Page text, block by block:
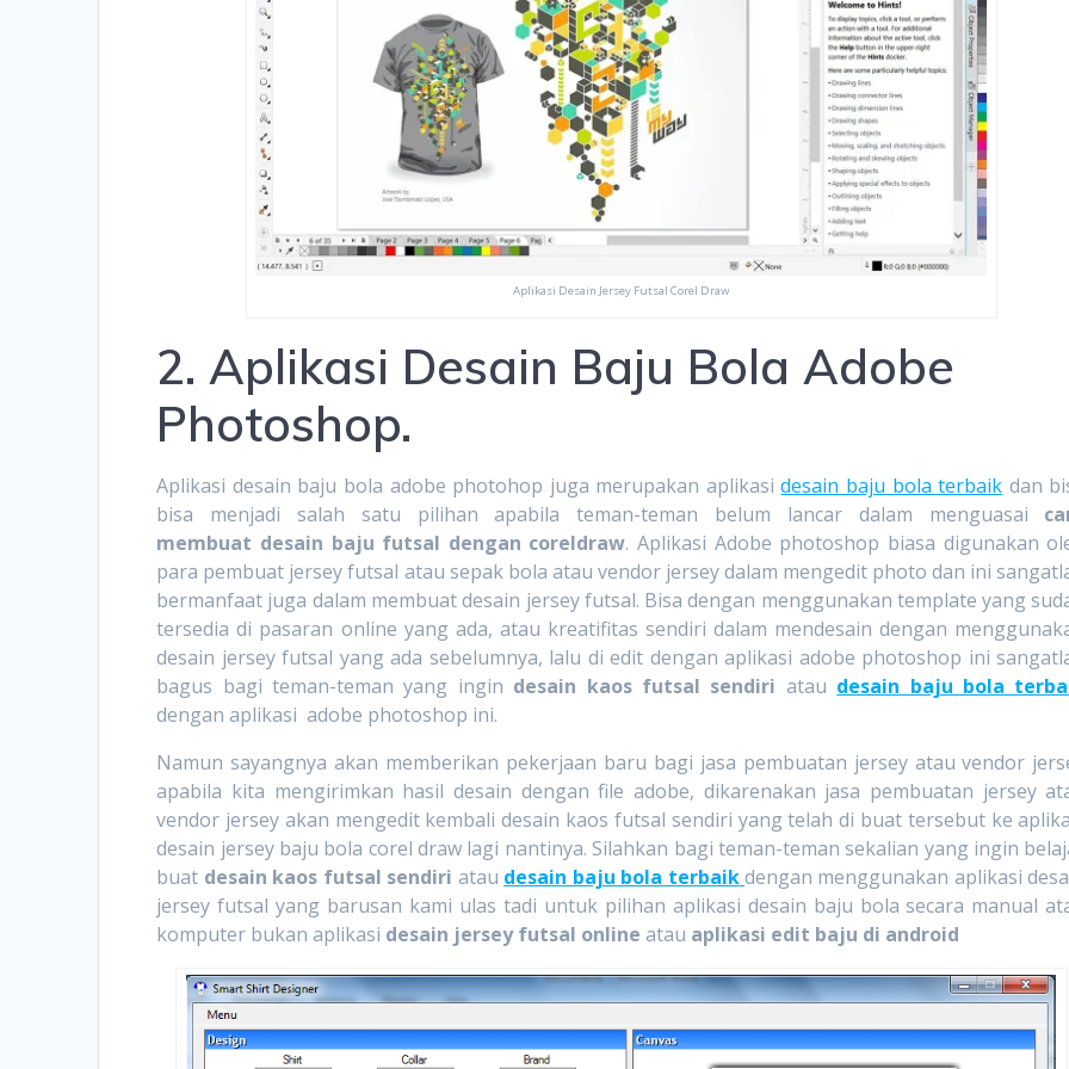
Aplikasi Desain Jersey Futsal Corel Draw
2. Aplikasi Desain Baju Bola Adobe
Photoshop.
Aplikasi desain baju bola adobe photohop juga merupakan aplikasidesain baju bola terbaik dan
bisa menjadi salah satu pilihan apabila teman-teman belum lancar dalam menguasai
membuat desain baju futsal dengan coreldraw. Aplikasi Adobe photoshop biasa digunakan
para pembuat jersey futsal atau sepak bola atau vendor jersey dalam mengedit photo dan ini
bermanfaat juga dalam membuat desain jersey futsal. Bisa dengan menggunakan template yang
tersedia di pasaran online yang ada, atau kreatifitas sendiri dalam mendesain dengan
desain jersey futsal yang ada sebelumnya, lalu di edit dengan aplikasi adobe photoshop ini
bagus bagi teman-teman yang ingin desain kaos futsal sendiri atau desain baju bola
dengan aplikasi adobe photoshop ini.
Namun sayangnya akan memberikan pekerjaan baru bagi jasa pembuatan jersey atau vendor
apabila kita mengirimkan hasil desain dengan file adobe, dikarenakan jasa pembuatan jersey
vendor jersey akan mengedit kembali desain kaos futsal sendiri yang telah di buat tersebut ke
desain jersey baju bola corel draw lagi nantinya. Silahkan bagi teman-teman sekalian yang ingin
buat desain kaos futsal sendiri atau desain baju bola terbaik dengan menggunakan aplikasi
jersey futsal yang barusan kami ulas tadi untuk pilihan aplikasi desain baju bola secara manual
komputer bukan aplikasi desain jersey futsal online atau aplikasi edit baju di android